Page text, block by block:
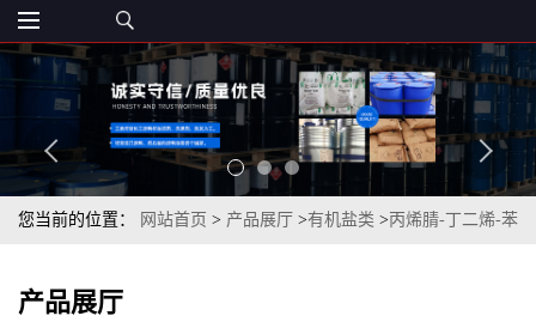
您当前的位置： 网站首页 > 产品展厅 >有机盐类 >丙烯腈-丁二烯-苯
产品展厅